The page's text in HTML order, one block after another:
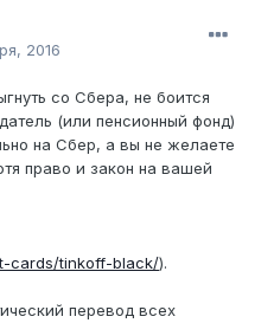
2016
со Сбера, не боится
(или пенсионный фонд)
на Сбер, а вы не желаете
право и закон на вашей
cards/tinkoff-black/).
перевод всех